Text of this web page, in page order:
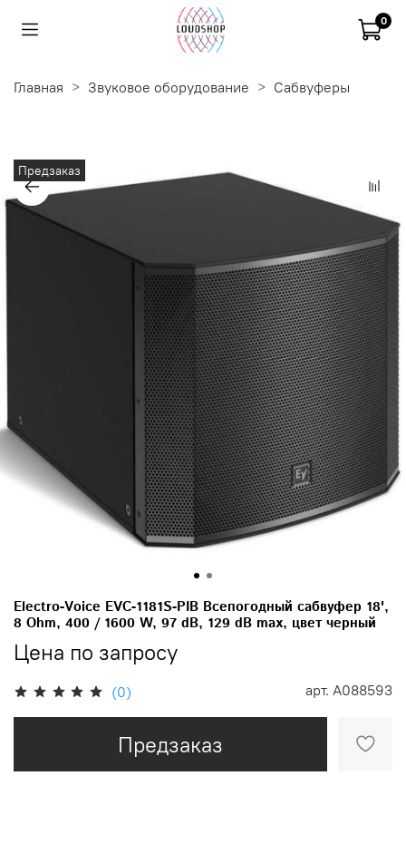
0
Главная Звуковое оборудование Сабвуферы
Предзаказ
(0) арт. A088593
Electro-Voice EVC-1181S-PIB Всепогодный сабвуфер 18',
8 Ohm, 400 / 1600 W, 97 dB, 129 dB max, цвет черный
Цена по запросу
Предзаказ